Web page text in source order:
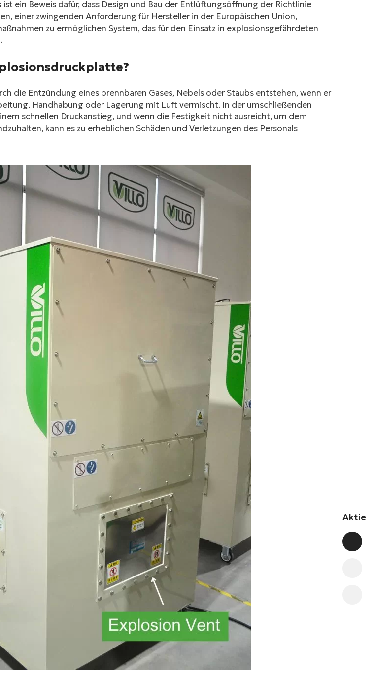
Aktie
linkedin
facebook
twitter
ist ein Beweis dafür, dass Design und Bau der Entlüftungsöffnung der Richtlinie
einer zwingenden Anforderung für Hersteller in der Europäischen Union,
zu ermöglichen System, das für den Einsatz in explosionsgefährdeten
die Entzündung eines brennbaren Gases, Nebels oder Staubs entstehen, wenn er
Handhabung oder Lagerung mit Luft vermischt. In der umschließenden
schnellen Druckanstieg, und wenn die Festigkeit nicht ausreicht, um dem
kann es zu erheblichen Schäden und Verletzungen des Personals